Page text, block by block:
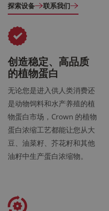
探索设备 联系我们
创造稳定、高品质
的植物蛋白
无论您是进入供人类消费还
是动物饲料和水产养殖的植
物蛋白市场，Crown 的植物
蛋白浓缩工艺都能让您从大
豆、油菜籽、芥花籽和其他
油籽中生产蛋白浓缩物。